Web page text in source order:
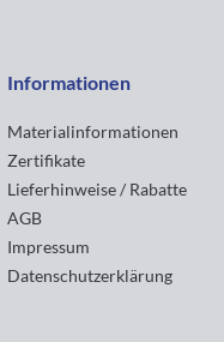
Informationen
Materialinformationen
Zertifikate
Lieferhinweise / Rabatte
AGB
Impressum
Datenschutzerklärung